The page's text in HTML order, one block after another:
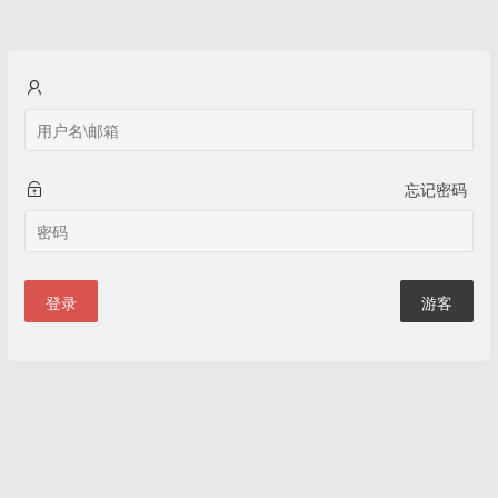
忘记密码
登录 游客